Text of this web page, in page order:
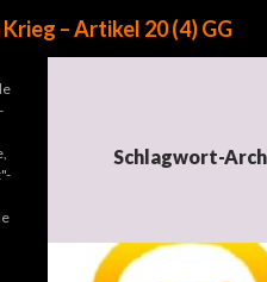
– Artikel 20 (4) GG
Schlagwort-